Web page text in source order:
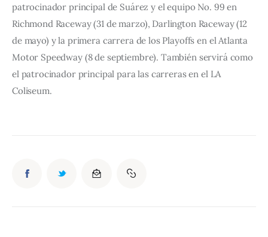
patrocinador principal de Suárez y el equipo No. 99 en
Richmond Raceway (31 de marzo), Darlington Raceway (12
de mayo) y la primera carrera de los Playoffs en el Atlanta
Motor Speedway (8 de septiembre). También servirá como
el patrocinador principal para las carreras en el LA
Coliseum.